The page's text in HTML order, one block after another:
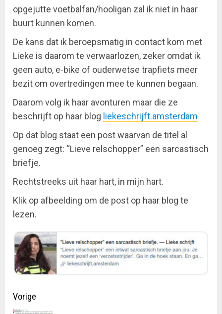
opgejutte voetbalfan/hooligan zal ik niet in haar
buurt kunnen komen.
De kans dat ik beroepsmatig in contact kom met
Lieke is daarom te verwaarlozen, zeker omdat ik
geen auto, e-bike of ouderwetse trapfiets meer
bezit om overtredingen mee te kunnen begaan.
Daarom volg ik haar avonturen maar die ze
beschrijft op haar blog liekeschrijft.amsterdam
Op dat blog staat een post waarvan de titel al
genoeg zegt: “Lieve relschopper” een sarcastisch
briefje.
Rechtstreeks uit haar hart, in mijn hart.
Klik op afbeelding om de post op haar blog te
lezen.
Doorgaan
Vorige